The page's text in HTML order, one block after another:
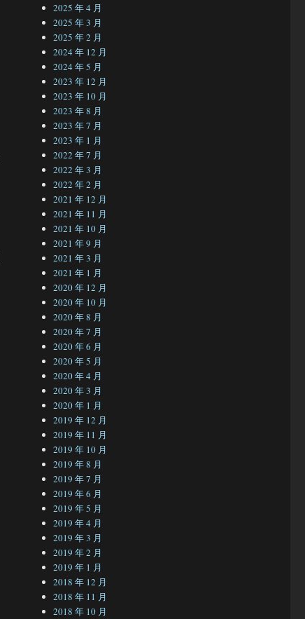
2025 年 4 月
2025 年 3 月
2025 年 2 月
2024 年 12 月
2024 年 5 月
2023 年 12 月
2023 年 10 月
2023 年 8 月
2023 年 7 月
2023 年 1 月
2022 年 7 月
2022 年 3 月
2022 年 2 月
2021 年 12 月
2021 年 11 月
2021 年 10 月
2021 年 9 月
2021 年 3 月
2021 年 1 月
2020 年 12 月
2020 年 10 月
2020 年 8 月
2020 年 7 月
2020 年 6 月
2020 年 5 月
2020 年 4 月
2020 年 3 月
2020 年 1 月
2019 年 12 月
2019 年 11 月
2019 年 10 月
2019 年 8 月
2019 年 7 月
2019 年 6 月
2019 年 5 月
2019 年 4 月
2019 年 3 月
2019 年 2 月
2019 年 1 月
2018 年 12 月
2018 年 11 月
2018 年 10 月